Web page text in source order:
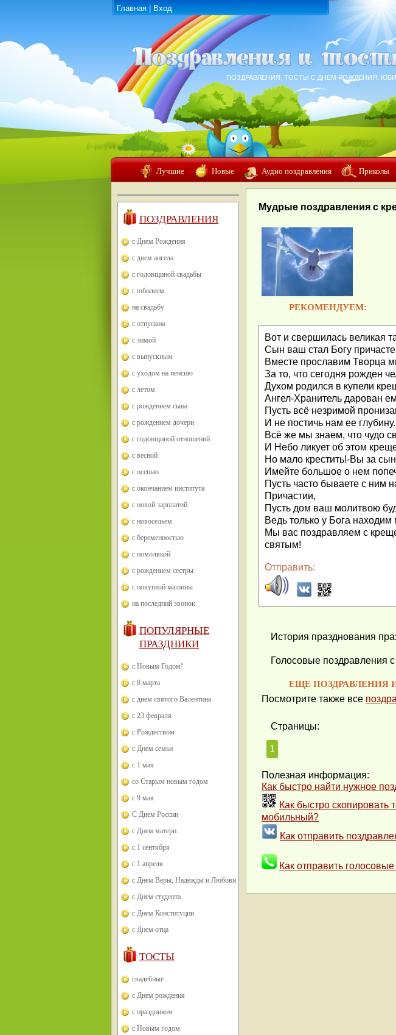
Главная Вход
ПОЗДРАВЛЕНИЯ, ТОСТЫ С ДНЁМ РОЖДЕНИЯ,
Лучшие Новые Аудио поздравления Приколы
ПОЗДРАВЛЕНИЯ
с Днем Рождения
с днем ангела
с годовщиной свадьбы
с юбилеем
на свадьбу
с отпуском
с зимой
с выпускным
с уходом на пенсию
с летом
с рождением сына
с рождением дочери
с годовщиной отношений
с весной
с осенью
с окончанием института
с новой зарплатой
с новосельем
с беременностью
с помолвкой
с рождением сестры
с покупкой машины
на последний звонок
ПОПУЛЯРНЫЕ
ПРАЗДНИКИ
с Новым Годом!
с 8 марта
с днем святого Валентина
с 23 февраля
с Рождеством
с Днем семьи
с 1 мая
со Старым новым годом
с 9 мая
С Днем России
с Днем матери
с 1 сентября
с 1 апреля
с Днем Веры, Надежды и Любови
с Днем студента
с Днем Конституции
с Днем отца
ТОСТЫ
свадебные
с Днем рождения
с праздником
с Новым годом
Мудрые поздравления с
РЕКОМЕНДУЕМ:
Вот и свершилась великая
Сын ваш стал Богу
Вместе прославим Творца
За то, что сегодня рожден
Духом родился в купели
Ангел-Хранитель дарован
Пусть всё незримой
И не постичь нам ее глубину.
Всё же мы знаем, что чудо
И Небо ликует об этом
Но мало крестить!-Вы за
Имейте большое о нем
Пусть часто бываете с ним
Причастии,
Пусть дом ваш молитвою
Ведь только у Бога находим
Мы вас поздравляем с
святым!
Отправить:
История празднования
Голосовые поздравления
ЕЩЕ ПОЗДРАВЛЕНИЯ
Посмотрите также все
Страницы:
1
Полезная информация:
Как быстро найти нужное
Как быстро скопировать
мобильный?
Как отправить
Как отправить